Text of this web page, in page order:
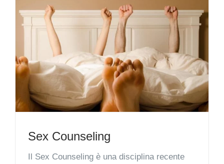
Sex Counseling
Il Sex Counseling è una disciplina recente